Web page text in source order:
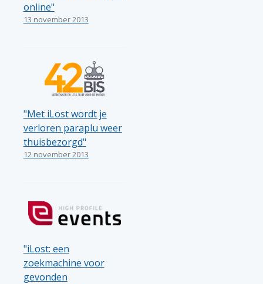
online"
13 november 2013
"Met iLost wordt je
verloren paraplu weer
thuisbezorgd"
12 november 2013
"iLost: een
zoekmachine voor
gevonden